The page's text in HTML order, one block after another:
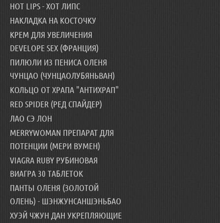
HOT LIPS - ХОТ ЛИПС
НАКЛАДКА НА КОСТОЧКУ
КРЕМ ДЛЯ УВЕЛИЧЕНИЯ
DEVELOPE SEX (ФРАНЦИЯ)
ПИЛЮЛИ ИЗ ПЕНИСА ОЛЕНЯ
ЧУНЦАО (ЧУНЦАОЛУБЯНЬВАН)
КОЛЬЦО ОТ ХРАПА "АНТИХРАП"
RED SPIDER (РЕД СПАЙДЕР)
ЛАО СЭ ЛОН
MERRYWOMAN ПРЕПАРАТ ДЛЯ
ПОТЕНЦИИ (МЕРИ ВУМЕН)
VIAGRA RUBY РУБИНОВАЯ
ВИАГРА 30 ТАБЛЕТОК
ПАНТЫ ОЛЕНЯ (ЗОЛОТОЙ
ОЛЕНЬ) - ШЭНЖУНСАНШЭНЬБАО
ХУЭЙ ЧЖУН ДАН УКРЕПЛЯЮЩИЕ